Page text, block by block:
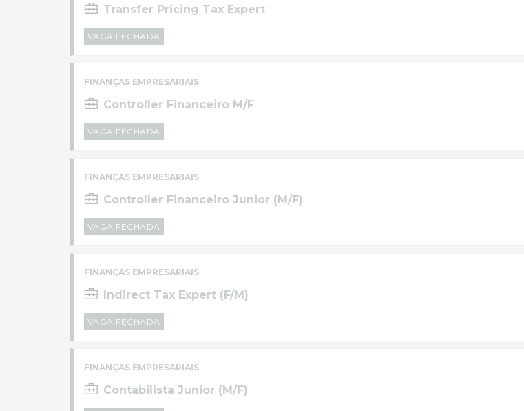
Transfer Pricing Tax Expert
VAGA FECHADA
FINANÇAS EMPRESARIAIS
Controller Financeiro M/F
VAGA FECHADA
FINANÇAS EMPRESARIAIS
Controller Financeiro Junior (M/F)
VAGA FECHADA
FINANÇAS EMPRESARIAIS
Indirect Tax Expert (F/M)
VAGA FECHADA
FINANÇAS EMPRESARIAIS
Contabilista Junior (M/F)